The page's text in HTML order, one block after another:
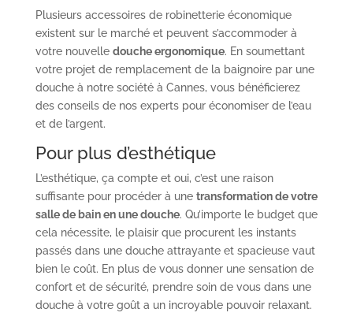
Plusieurs accessoires de robinetterie économique
existent sur le marché et peuvent s’accommoder à
votre nouvelle douche ergonomique. En soumettant
votre projet de remplacement de la baignoire par une
douche à notre société à Cannes, vous bénéficierez
des conseils de nos experts pour économiser de l’eau
et de l’argent.
Pour plus d’esthétique
L’esthétique, ça compte et oui, c’est une raison
suffisante pour procéder à une transformation de votre
salle de bain en une douche. Qu’importe le budget que
cela nécessite, le plaisir que procurent les instants
passés dans une douche attrayante et spacieuse vaut
bien le coût. En plus de vous donner une sensation de
confort et de sécurité, prendre soin de vous dans une
douche à votre goût a un incroyable pouvoir relaxant.